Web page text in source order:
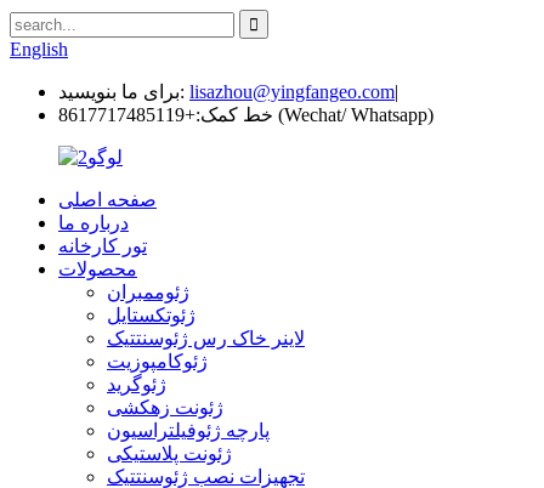
English
برای ما بنویسید: lisazhou@yingfangeo.com|
خط کمک: +8617717485119 (Wechat/ Whatsapp)
صفحه اصلی
درباره ما
تور کارخانه
محصولات
ژئوممبران
ژئوتکستایل
لاینر خاک رس ژئوسنتتیک
ژئوکامپوزیت
ژئوگرید
ژئونت زهکشی
پارچه ژئوفیلتراسیون
ژئونت پلاستیکی
تجهیزات نصب ژئوسنتتیک